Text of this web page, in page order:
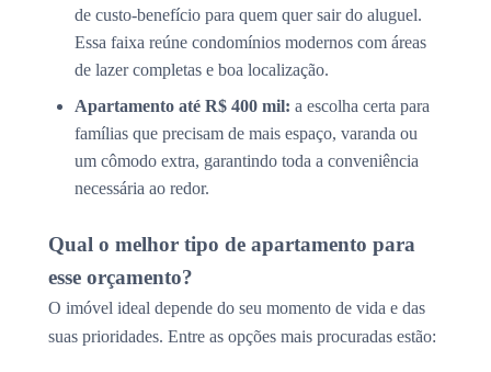
de custo-benefício para quem quer sair do aluguel.
Essa faixa reúne condomínios modernos com áreas
de lazer completas e boa localização.
Apartamento até R$ 400 mil: a escolha certa para
famílias que precisam de mais espaço, varanda ou
um cômodo extra, garantindo toda a conveniência
necessária ao redor.
Qual o melhor tipo de apartamento para
esse orçamento?
O imóvel ideal depende do seu momento de vida e das
suas prioridades. Entre as opções mais procuradas estão: